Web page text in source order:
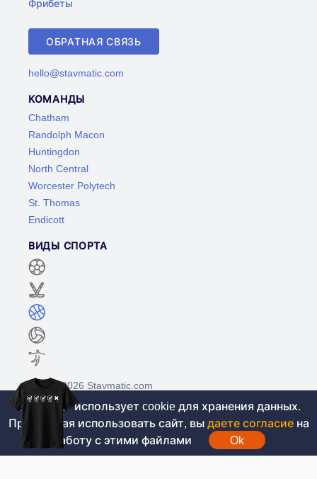
Фрибеты
ОБРАТНАЯ СВЯЗЬ
hello@stavmatic.com
КОМАНДЫ
Chatham
Randolph Macon
Huntingdon
North Central
Worcester Polytech
St. Thomas
Endicott
ВИДЫ СПОРТА
©2017-2026 Stavmatic.com
Для лиц старше 18 лет. На сайте не
проводятся игры на денежные средства, вся
Этот сайт использует cookie для хранения данных.
Продолжая использовать сайт, вы даете согласие на
работу с этими файлами
Ok